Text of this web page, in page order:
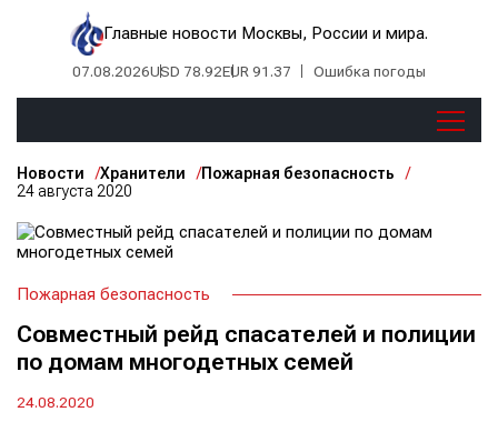
Главные новости Москвы, России и мира.
07.08.2026USD 78.92EUR 91.37 Ошибка погоды
Новости Хранители
Пожарная безопасность
24 августа 2020
Пожарная безопасность
Совместный рейд спасателей и полиции
по домам многодетных семей
24.08.2020